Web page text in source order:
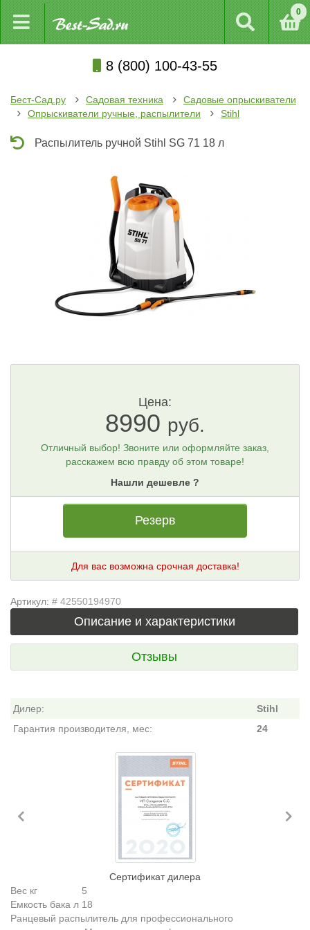
0
8 (800) 100-43-55
Бест-Сад.ру Садовая техника
Садовые опрыскиватели
Опрыскиватели ручные, распылители
Stihl
Распылитель ручной Stihl SG 71 18 л
Цена:
8990 руб.
Отличный выбор! Звоните или оформляйте заказ,
расскажем всю правду об этом товаре!
Нашли дешевле ?
Резерв
Для вас возможна срочная доставка!
Артикул: # 42550194970
Описание и характеристики
Отзывы
Дилер:
Stihl
Гарантия производителя, мес:
24
Сертификат дилера
Вес кг
5
Емкость бака л 18
Ранцевый распылитель для профессионального